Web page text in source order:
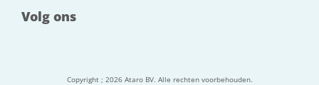
Volg ons
Copyright ; 2026 Ataro BV. Alle rechten voorbehouden.